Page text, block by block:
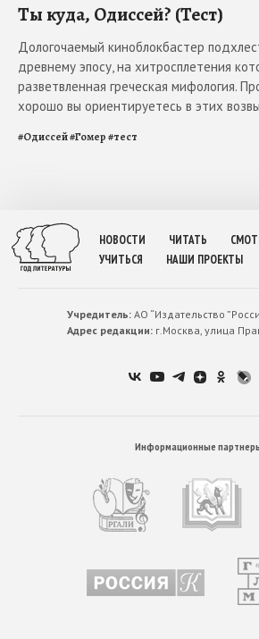
Ты куда, Одиссей? (Тест)
Дологочаемый киноблокбастер
древнему эпосу, на хитросплетения
разветвленная греческая мифология.
хорошо вы ориентируетесь в этих
#Одиссей#Гомер#тест
НОВОСТИ ЧИТАТЬ
УЧИТЬСЯ
НАШИ ПРОЕКТЫ
Учредитель:АО “Издательство
Адрес редакции:г.Москва, улица
Информационные